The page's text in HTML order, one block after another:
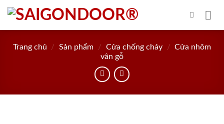
Skip
content
Trang chủ / Sản phẩm / Cửa chống cháy / Cửa nhôm
vân gỗ